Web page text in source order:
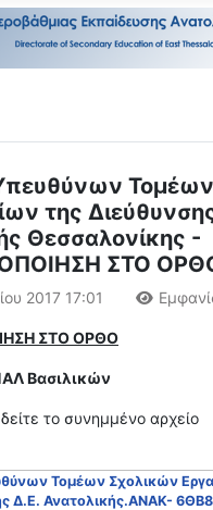
της
Θεσσαλονίκης -
ΣΤΟ
2017 17:01
ΣΤΟ ΟΡΘΟ
Βασιλικών
το συνημμένο αρχείο
Τομέων Σχολικών
Δ.Ε. Ανατολικής.ΑΝΑΚ-